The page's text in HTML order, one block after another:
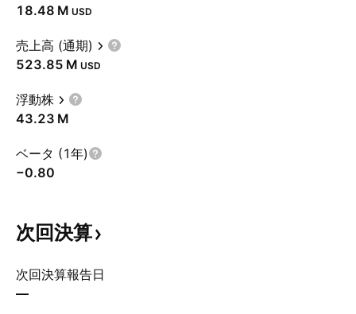
‪18.48 M‬ USD
売上高 (通期)
‪523.85 M‬ USD
浮動株
‪43.23 M‬
ベータ (1年)
−0.80
次回決算
次回決算報告日
—